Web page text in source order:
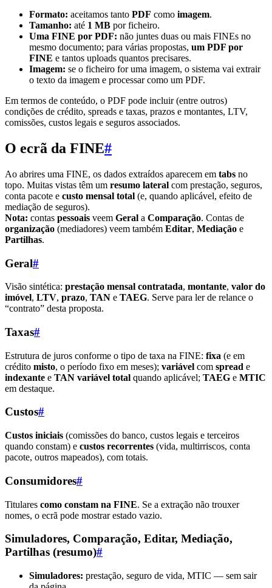
Formato: aceitamos tanto PDF como imagem.
Tamanho: até 1 MB por ficheiro.
Uma FINE por PDF: não juntes duas ou mais FINEs no
mesmo documento; para várias propostas, um PDF por
FINE e tantos uploads quantos precisares.
Imagem: se o ficheiro for uma imagem, o sistema vai extrair
o texto da imagem e processar como um PDF.
Em termos de conteúdo, o PDF pode incluir (entre outros)
condições de crédito, spreads e taxas, prazos e montantes, LTV,
comissões, custos legais e seguros associados.
O ecrã da FINE#
Ao abrires uma FINE, os dados extraídos aparecem em tabs no
topo. Muitas vistas têm um resumo lateral com prestação, seguros,
conta pacote e custo mensal total (e, quando aplicável, efeito de
mediação de seguros).
Nota: contas pessoais veem Geral a Comparação. Contas de
organização (mediadores) veem também Editar, Mediação e
Partilhas.
Geral#
Visão sintética: prestação mensal contratada, montante, valor do
imóvel, LTV, prazo, TAN e TAEG. Serve para ler de relance o
“contrato” desta proposta.
Taxas#
Estrutura de juros conforme o tipo de taxa na FINE: fixa (e em
crédito misto, o período fixo em meses); variável com spread e
indexante e TAN variável total quando aplicável; TAEG e MTIC
em destaque.
Custos#
Custos iniciais (comissões do banco, custos legais e terceiros
quando constam) e custos recorrentes (vida, multirriscos, conta
pacote, outros mapeados), com totais.
Consumidores#
Titulares como constam na FINE. Se a extração não trouxer
nomes, o ecrã pode mostrar estado vazio.
Simuladores, Comparação, Editar, Mediação,
Partilhas (resumo)#
Simuladores: prestação, seguro de vida, MTIC — sem sair